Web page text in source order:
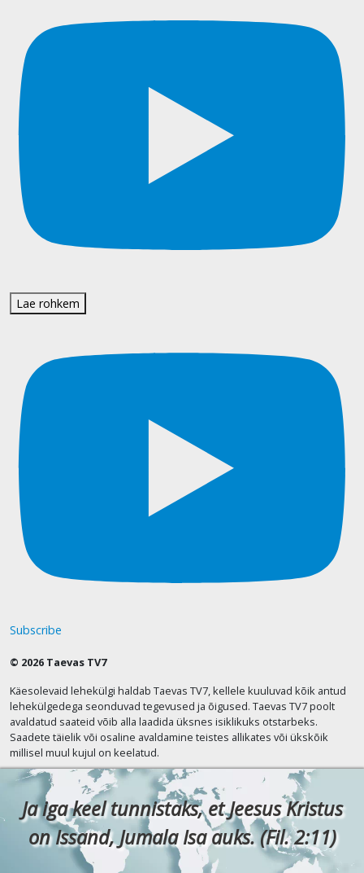
Lae rohkem
Subscribe
© 2026 Taevas TV7
Käesolevaid lehekülgi haldab Taevas TV7, kellele kuuluvad kõik antud
lehekülgedega seonduvad tegevused ja õigused. Taevas TV7 poolt
avaldatud saateid võib alla laadida üksnes isiklikuks otstarbeks.
Saadete täielik või osaline avaldamine teistes allikates või ükskõik
millisel muul kujul on keelatud.
Ja iga keel tunnistaks, et Jeesus Kristus
on Issand, Jumala Isa auks. (Fil. 2:11)